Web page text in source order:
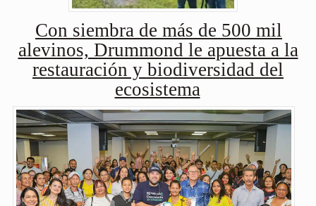
Con siembra de más de 500 mil
alevinos, Drummond le apuesta a la
restauración y biodiversidad del
ecosistema